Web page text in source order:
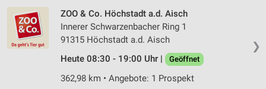
❯
ZOO & Co. Höchstadt a.d. Aisch
Innerer Schwarzenbacher Ring 1
91315 Höchstadt a.d. Aisch
Heute 08:30 - 19:00 Uhr |
Geöffnet
362,98 km • Angebote: 1 Prospekt
Erstellung von Profilen zur Personalisierung
von Inhalten
Verwendung von Profilen zur Auswahl
personalisierter Inhalte
Messung der Werbeleistung